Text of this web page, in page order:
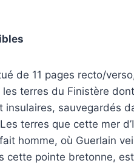
de 11 pages recto/
terres du Finistère dont
sauvegardés
terres que cette mer
homme, où Guerlain
cette pointe bretonne,